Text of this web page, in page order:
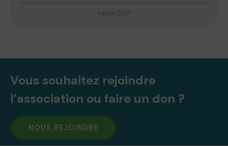
1 août 2017
Vous souhaitez rejoindre
l’association ou faire un don ?
NOUS REJOINDRE